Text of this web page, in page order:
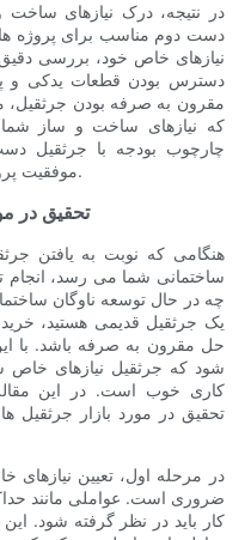
در نتیجه، درک نیازهای ساخت
دست دوم مناسب برای پروژه
نیازهای خاص خود، بررسی
دسترس بودن قطعات یدکی و
مقرون به صرفه بودن جرثقیل،
که نیازهای ساخت و ساز شما
چارچوب بودجه با جرثقیل
موفقیت پروژه های ساختمانی خود را تضمین کنید.
- تحقیق در
هنگامی که نوبت به یافتن
ساختمانی شما می رسد،
چه در حال توسعه ناوگان
یک جرثقیل قدیمی هستید،
حل مقرون به صرفه باشد. با
شود که جرثقیل نیازهای خاص
کاری خوب است. در این
تحقیق در مورد بازار
در مرحله اول، تعیین
ضروری است. عواملی مانند
کار باید در نظر گرفته شود.